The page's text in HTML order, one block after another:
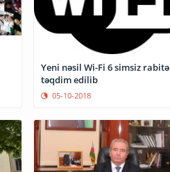
Yeni nəsil Wi-Fi 6 simsiz rabitə
təqdim edilib
05-10-2018